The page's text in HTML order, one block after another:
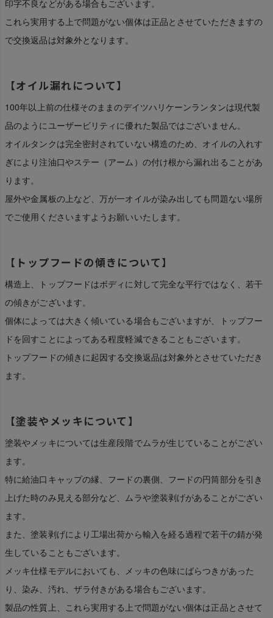
印字不良などがある場合もございます。
これら実用する上で問題がない個体は正品とさせていただきますの
で交換返品は対象外となります。
【オイル漏れについて】
100年以上前の仕様そのままのデイツハリケーンランタンは現代製
品のようにユーザービリティに優れた製品ではございません。
オイルタンクは完全密封されていない構造のため、オイルの入れす
ぎにより注油口やステー（アーム）の付け根から漏れ出ることがあ
ります。
屋外や金属板の上など、万が一オイルが染み出しても問題ない場所
でご使用くださいますようお願いいたします。
【トップフードの傾きについて】
構造上、トップフードはボディに対して完全な平行ではなく、若干
の傾きがございます。
個体によっては大きく傾いている場合もございますが、トップフー
ドを回すことによってある程度軽減できることもございます。
トップフードの傾きに起因する交換返品は対象外とさせていただき
ます。
【塗装やメッキについて】
塗装やメッキについては生産段階でムラが生じていることがござい
ます。
特に給油口キャップの縁、フードの裏側、フードの円筒部分を引き
上げた時のみ見える部分など、ムラや塗装剥げがあることがござい
ます。
また、塗装剥げにより工場出荷から輸入を経る過程で若干の錆が発
生していることもございます。
メッキ仕様モデルにおいても、メッキの色味にばらつきがあった
り、染み、汚れ、ザラ付きがある場合もございます。
製品の性質上、これら実用する上で問題がない個体は正品とさせて